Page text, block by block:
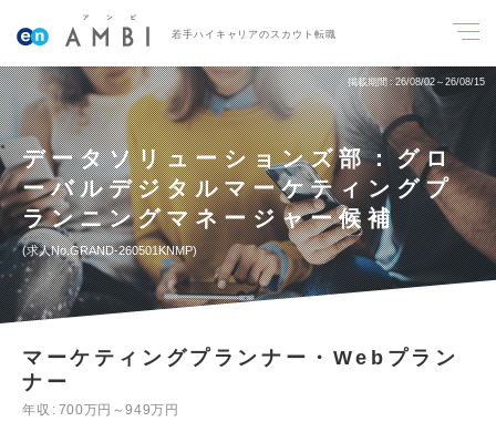
若手ハイキャリアのスカウト転職
掲載期間 26/08/02～26/08/15
データソリューションズ部：グロ
ーバルデジタルマーケティングプ
ランニングマネージャー候補
求人No.GRAND-260501KNMP
マーケティングプランナー・Webプラン
ナー
年収
700万円～949万円